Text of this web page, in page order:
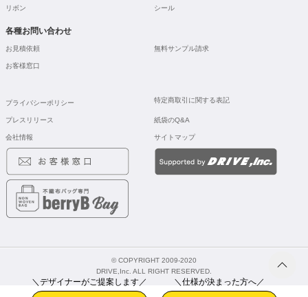
＼デザイナーがご提案します／ ＼仕様が決まった方へ／
リボン シール
各種お問い合わせ
お見積依頼 無料サンプル請求
お客様窓口
プライバシーポリシー 特定商取引に関する表記
プレスリリース 紙袋のQ&A
会社情報 サイトマップ
© COPYRIGHT 2009-2020
DRIVE,Inc. ALL RIGHT RESERVED.